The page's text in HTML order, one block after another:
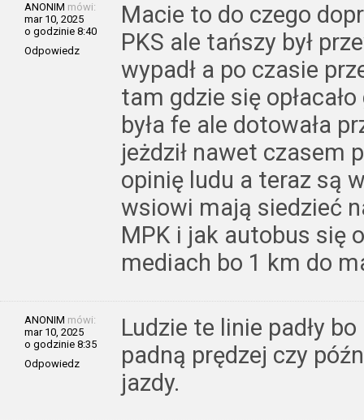
ANONIM mówi:
mar 10, 2025
o godzinie 8:40
Odpowiedz
Macie to do czego
PKS ale tańszy był
wypadł a po czasie
tam gdzie się
była fe ale dotowała
jeżdził nawet czasem
opinię ludu a teraz są
wsiowi mają siedzieć
MPK i jak autobus się
mediach bo 1 km do
ANONIM mówi:
mar 10, 2025
o godzinie 8:35
Odpowiedz
Ludzie te linie padły
padną prędzej czy
jazdy.